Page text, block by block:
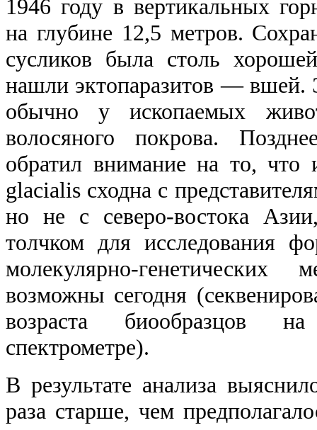
1946 году в вертикальных
на глубине 12,5 метров.
сусликов была столь
нашли эктопаразитов —
обычно у ископаемых
волосяного покрова.
обратил внимание на то, что
glacialis сходна с
но не с северо-востока
толчком для исследования
молекулярно-
возможны сегодня
возраста биообразцов
спектрометре).
В результате анализа
раза старше, чем